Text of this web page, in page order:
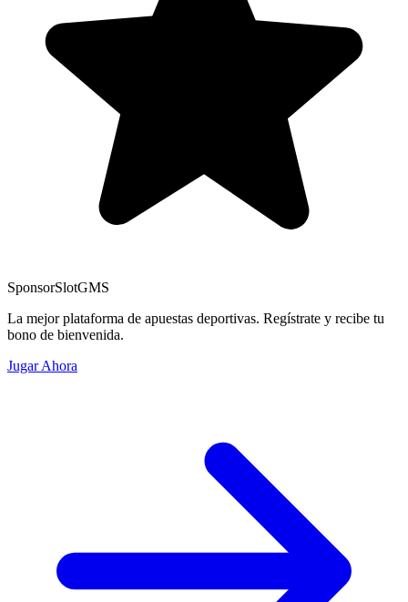
SponsorSlotGMS
La mejor plataforma de apuestas deportivas. Regístrate y recibe tu
bono de bienvenida.
Jugar Ahora